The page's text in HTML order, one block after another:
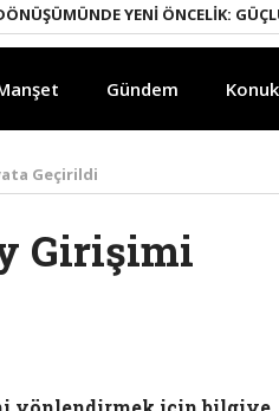
YENI ÖNCELIK: GÜÇLÜ
Gündem
Geçirildi
Girişimi